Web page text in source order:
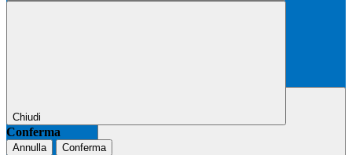
Chiudi
Conferma
Annulla Conferma